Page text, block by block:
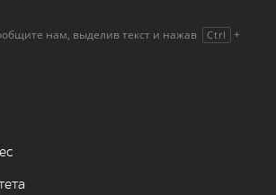
нам, выделив текст и нажав Ctrl +